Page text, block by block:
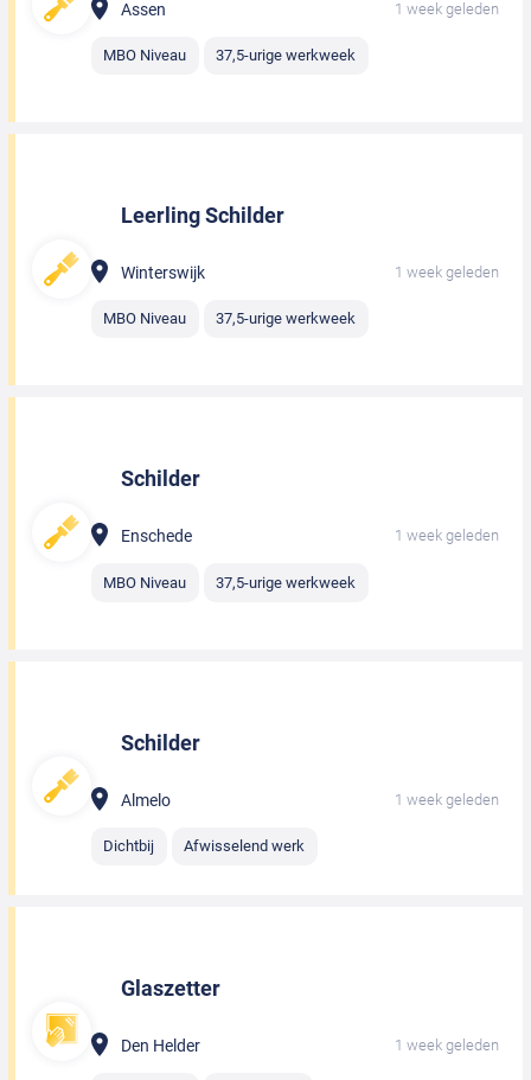
Assen 1 week geleden
MBO Niveau 37,5-urige werkweek
Leerling Schilder
Winterswijk 1 week geleden
MBO Niveau 37,5-urige werkweek
Schilder
Enschede 1 week geleden
MBO Niveau 37,5-urige werkweek
Schilder
Almelo 1 week geleden
Dichtbij Afwisselend werk
Glaszetter
Den Helder 1 week geleden